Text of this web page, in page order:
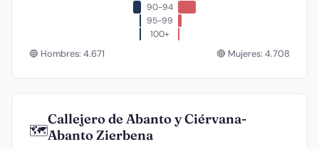
90-94
95-99
100+
🔵 Hombres: 4.671 🔴 Mujeres: 4.708
🗺️
Callejero de Abanto y Ciérvana-
Abanto Zierbena